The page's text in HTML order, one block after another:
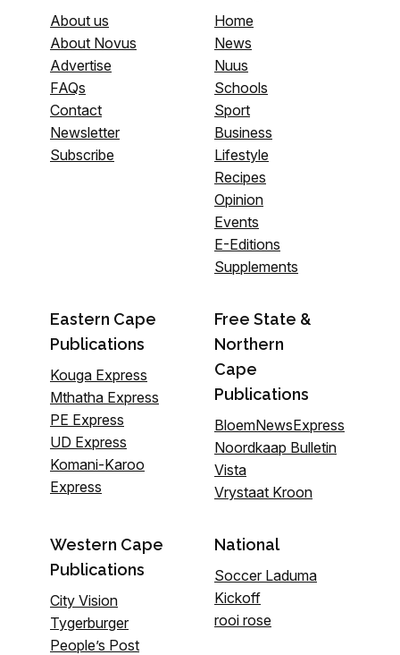
About us
About Novus
Advertise
FAQs
Contact
Newsletter
Subscribe
Home
News
Nuus
Schools
Sport
Business
Lifestyle
Recipes
Opinion
Events
E-Editions
Supplements
Eastern Cape
Publications
Kouga Express
Mthatha Express
PE Express
UD Express
Komani-Karoo
Express
Free State &
Northern
Cape
Publications
BloemNewsExpress
Noordkaap Bulletin
Vista
Vrystaat Kroon
Western Cape
Publications
City Vision
Tygerburger
People’s Post
National
Soccer Laduma
Kickoff
rooi rose